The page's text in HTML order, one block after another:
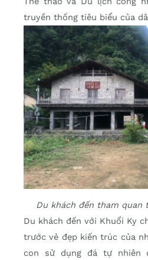
truyền thống tiêu biểu của
Du khách đến tham quan
Du khách đến với Khuổi Ky
trước vẻ đẹp kiến trúc của
con sử dụng đá tự nhiên